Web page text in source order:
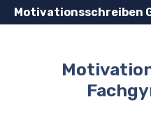
Zum
Inhalt
Motivationsschreiben